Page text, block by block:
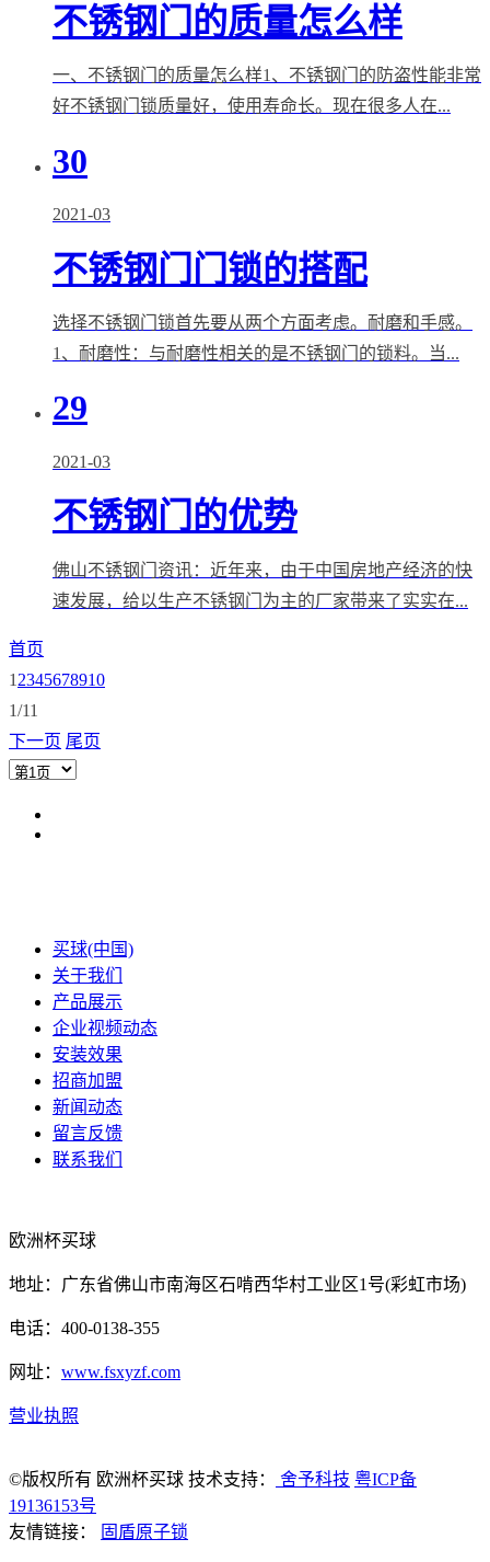
不锈钢门的质量怎么样
一、不锈钢门的质量怎么样1、不锈钢门的防盗性能非常
好不锈钢门锁质量好，使用寿命长。现在很多人在...
30
2021-03
不锈钢门门锁的搭配
选择不锈钢门锁首先要从两个方面考虑。耐磨和手感。
1、耐磨性：与耐磨性相关的是不锈钢门的锁料。当...
29
2021-03
不锈钢门的优势
佛山不锈钢门资讯：近年来，由于中国房地产经济的快
速发展，给以生产不锈钢门为主的厂家带来了实实在...
首页
1 2345678910
1/11
下一页 尾页
买球(中国)
关于我们
产品展示
企业视频动态
安装效果
招商加盟
新闻动态
留言反馈
联系我们
欧洲杯买球
地址：广东省佛山市南海区石啃西华村工业区1号(彩虹市场)
电话：400-0138-355
网址： www.fsxyzf.com
营业执照
©版权所有 欧洲杯买球 技术支持： 舍予科技 粤ICP备
19136153号
友情链接：
固盾原子锁